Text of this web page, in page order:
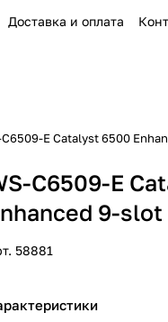
Доставка и оплата
C6509-E Catalyst 6500
C6509-E
9-slot
58881